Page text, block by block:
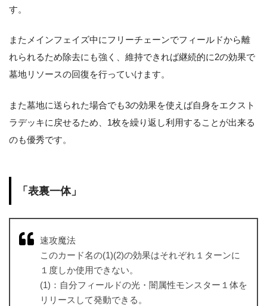
す。
またメインフェイズ中にフリーチェーンでフィールドから離
れられるため除去にも強く、維持できれば継続的に2の効果で
墓地リソースの回復を行っていけます。
また墓地に送られた場合でも3の効果を使えば自身をエクスト
ラデッキに戻せるため、1枚を繰り返し利用することが出来る
のも優秀です。
「表裏一体」
速攻魔法
このカード名の(1)(2)の効果はそれぞれ１ターンに
１度しか使用できない。
(1)：自分フィールドの光・闇属性モンスター１体を
リリースして発動できる。